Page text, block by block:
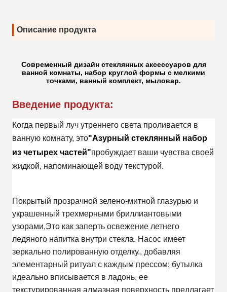
Описание продукта
Современный дизайн стеклянных аксессуаров для
ванной комнаты, набор круглой формы с мелкими
точками, ванный комплект, мыловар.
Введение продукта:
Когда первый луч утреннего света проливается в
ванную комнату, это"Азурный стеклянный набор
из четырех частей"пробуждает ваши чувства своей
жидкой, напоминающей воду текстурой.
Покрытый прозрачной зелено-митной глазурью и
украшенный трехмерными бриллиантовыми
узорами,Это как заперть освежение летнего
ледяного напитка внутри стекла. Насос имеет
зеркально полированную отделку., добавляя
элементарный ритуал с каждым прессом; бутылка
идеально вписывается в ладонь, ее
текстурированная алмазная поверхность предлагает